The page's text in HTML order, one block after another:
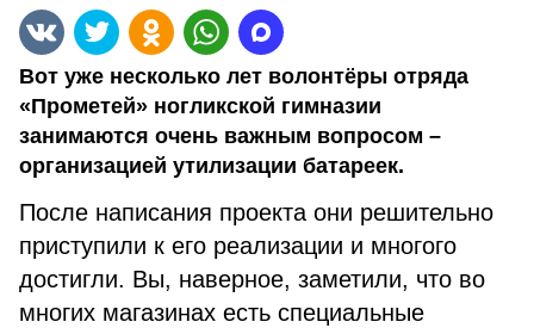
Вот уже несколько лет волонтёры отряда
«Прометей» ногликской гимназии
занимаются очень важным вопросом –
организацией утилизации батареек.
После написания проекта они решительно
приступили к его реализации и многого
достигли. Вы, наверное, заметили, что во
многих магазинах есть специальные